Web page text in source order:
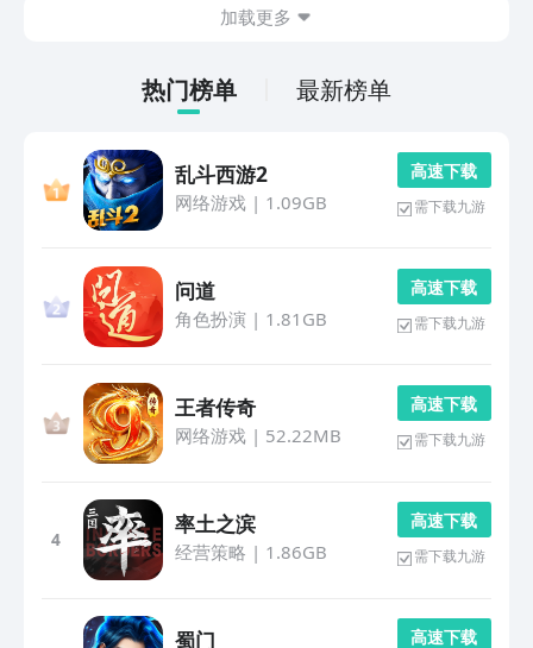
加载更多
热门榜单 最新榜单
乱斗西游2
网络游戏| 1.09GB
高 速 下 载
需下载九游
问道
角色扮演 | 1.81GB
高 速 下 载
需下载九游
王者传奇
网络游戏| 52.22MB
高 速 下 载
需下载九游
4
率土之滨
经营策略 | 1.86GB
高 速 下 载
需下载九游
蜀门 高 速 下 载